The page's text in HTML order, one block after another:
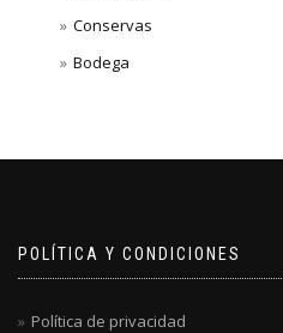
Conservas
Bodega
POLÍTICA Y CONDICIONES
Política de privacidad